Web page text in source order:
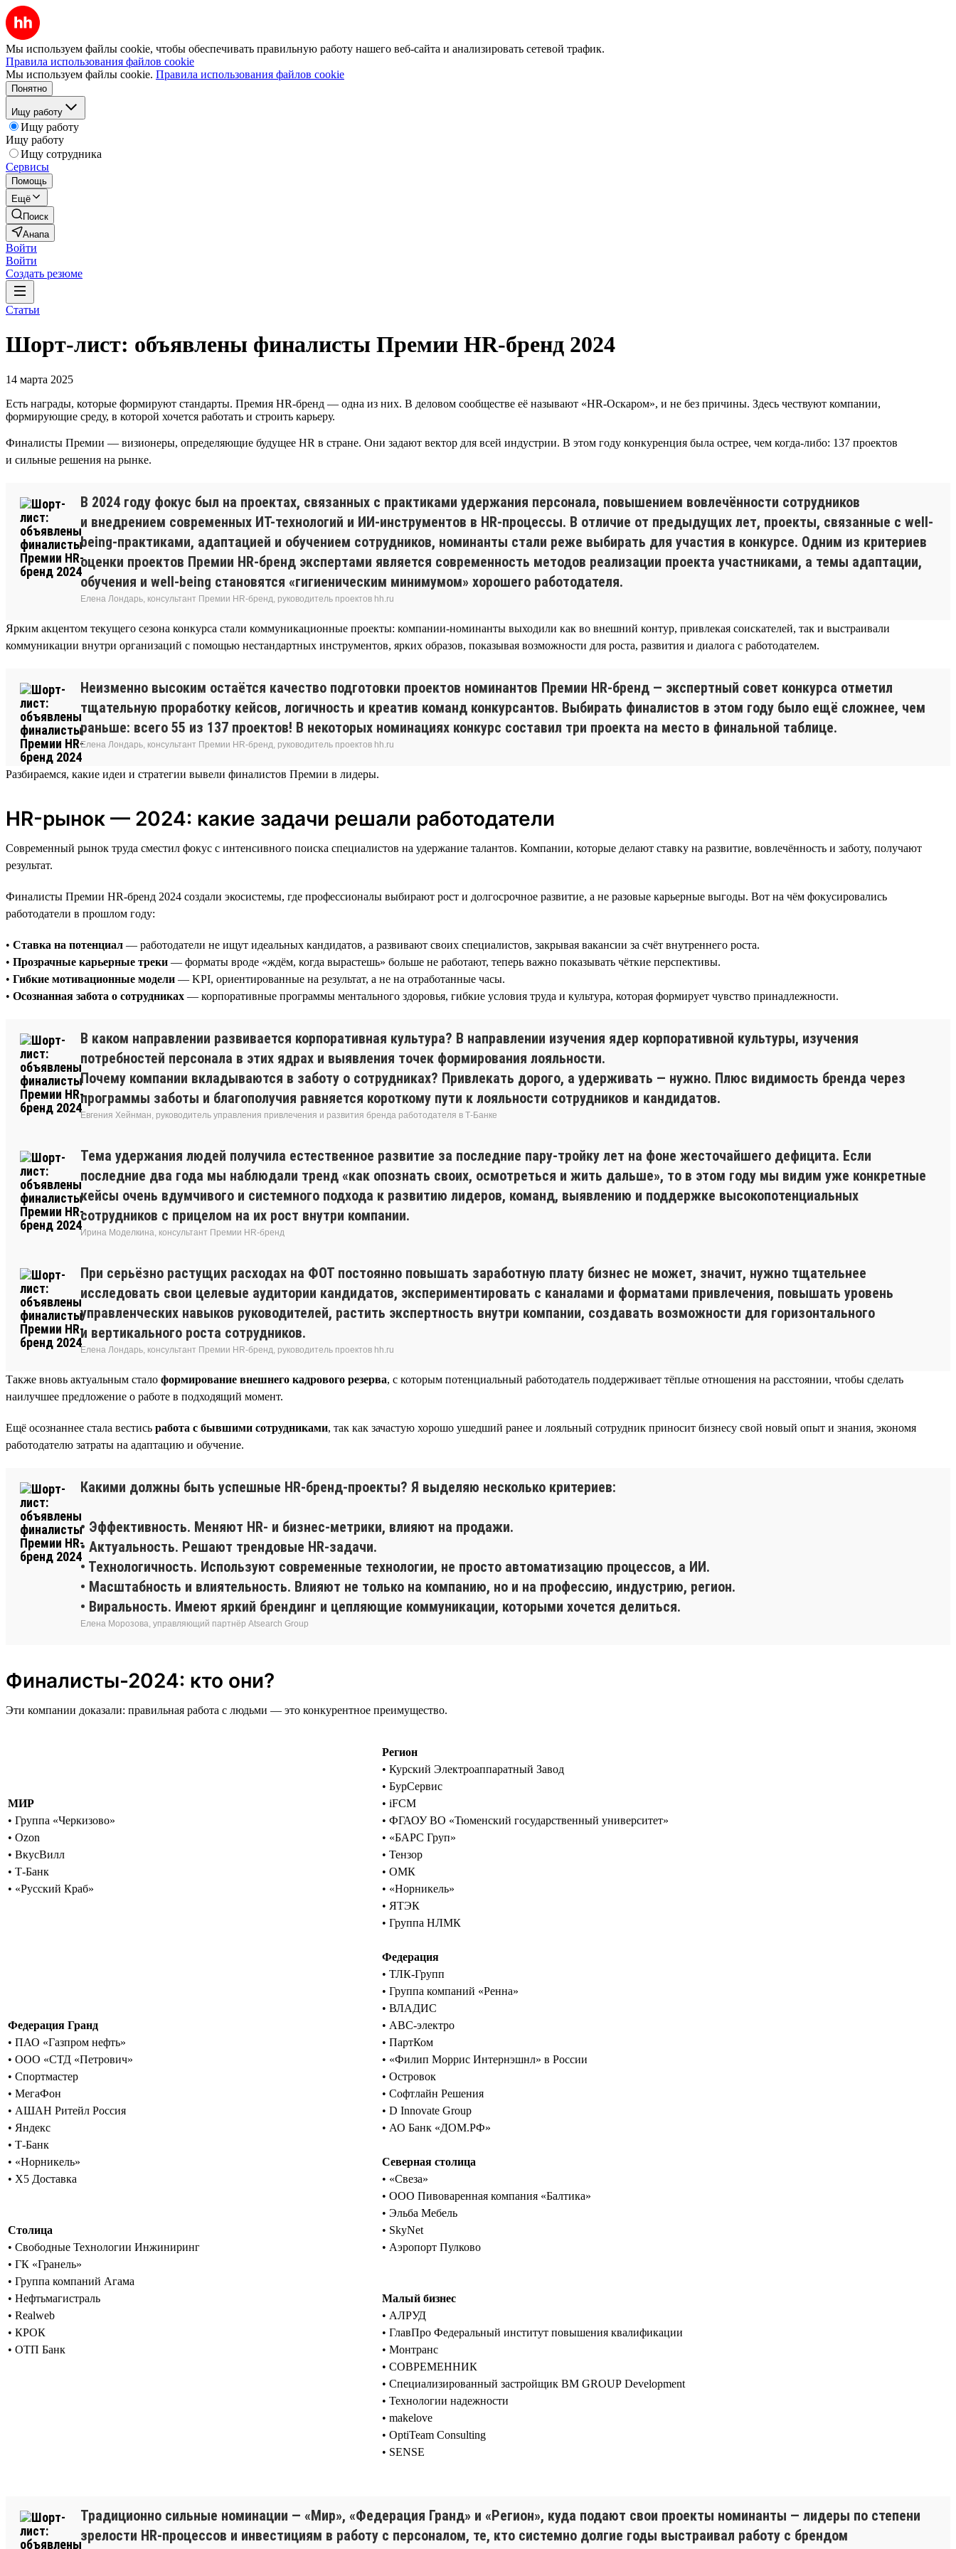
Мы используем файлы cookie, чтобы обеспечивать правильную работу нашего веб-сайта и анализировать сетевой трафик.
Правила использования файлов cookie
Мы используем файлы cookie. Правила использования файлов cookie
Понятно
Ищу работу
Ищу работу
Ищу работу
Ищу сотрудника
Сервисы
Помощь
Ещё
Поиск
Анапа
Войти
Войти
Создать резюме
Статьи
Шорт-лист: объявлены финалисты Премии HR-бренд 2024
14 марта 2025
Есть награды, которые формируют стандарты. Премия HR-бренд — одна из них. В деловом сообществе её называют «HR-Оскаром», и не без причины. Здесь чествуют компании,
формирующие среду, в которой хочется работать и строить карьеру.
Финалисты Премии — визионеры, определяющие будущее HR в стране. Они задают вектор для всей индустрии. В этом году конкуренция была острее, чем когда-либо: 137 проектов
и сильные решения на рынке.
В 2024 году фокус был на проектах, связанных с практиками удержания персонала, повышением вовлечённости сотрудников
и внедрением современных ИТ-технологий и ИИ-инструментов в HR-процессы. В отличие от предыдущих лет, проекты, связанные с well-
being-практиками, адаптацией и обучением сотрудников, номинанты стали реже выбирать для участия в конкурсе. Одним из критериев
оценки проектов Премии HR-бренд экспертами является современность методов реализации проекта участниками, а темы адаптации,
обучения и well-being становятся «гигиеническим минимумом» хорошего работодателя.
Елена Лондарь, консультант Премии HR-бренд, руководитель проектов hh.ru
Ярким акцентом текущего сезона конкурса стали коммуникационные проекты: компании-номинанты выходили как во внешний контур, привлекая соискателей, так и выстраивали
коммуникации внутри организаций с помощью нестандартных инструментов, ярких образов, показывая возможности для роста, развития и диалога с работодателем.
Неизменно высоким остаётся качество подготовки проектов номинантов Премии HR-бренд — экспертный совет конкурса отметил
тщательную проработку кейсов, логичность и креатив команд конкурсантов. Выбирать финалистов в этом году было ещё сложнее, чем
раньше: всего 55 из 137 проектов! В некоторых номинациях конкурс составил три проекта на место в финальной таблице.
Елена Лондарь, консультант Премии HR-бренд, руководитель проектов hh.ru
Разбираемся, какие идеи и стратегии вывели финалистов Премии в лидеры.
HR-рынок — 2024: какие задачи решали работодатели
Современный рынок труда сместил фокус с интенсивного поиска специалистов на удержание талантов. Компании, которые делают ставку на развитие, вовлечённость и заботу, получают
результат.
Финалисты Премии HR-бренд 2024 создали экосистемы, где профессионалы выбирают рост и долгосрочное развитие, а не разовые карьерные выгоды. Вот на чём фокусировались
работодатели в прошлом году:
• Ставка на потенциал — работодатели не ищут идеальных кандидатов, а развивают своих специалистов, закрывая вакансии за счёт внутреннего роста.
• Прозрачные карьерные треки — форматы вроде «ждём, когда вырастешь» больше не работают, теперь важно показывать чёткие перспективы.
• Гибкие мотивационные модели — KPI, ориентированные на результат, а не на отработанные часы.
• Осознанная забота о сотрудниках — корпоративные программы ментального здоровья, гибкие условия труда и культура, которая формирует чувство принадлежности.
В каком направлении развивается корпоративная культура? В направлении изучения ядер корпоративной культуры, изучения
потребностей персонала в этих ядрах и выявления точек формирования лояльности.
Почему компании вкладываются в заботу о сотрудниках? Привлекать дорого, а удерживать — нужно. Плюс видимость бренда через
программы заботы и благополучия равняется короткому пути к лояльности сотрудников и кандидатов.
Евгения Хейнман, руководитель управления привлечения и развития бренда работодателя в Т-Банке
Тема удержания людей получила естественное развитие за последние пару-тройку лет на фоне жесточайшего дефицита. Если
последние два года мы наблюдали тренд «как опознать своих, осмотреться и жить дальше», то в этом году мы видим уже конкретные
кейсы очень вдумчивого и системного подхода к развитию лидеров, команд, выявлению и поддержке высокопотенциальных
сотрудников с прицелом на их рост внутри компании.
Ирина Моделкина, консультант Премии HR-бренд
При серьёзно растущих расходах на ФОТ постоянно повышать заработную плату бизнес не может, значит, нужно тщательнее
исследовать свои целевые аудитории кандидатов, экспериментировать с каналами и форматами привлечения, повышать уровень
управленческих навыков руководителей, растить экспертность внутри компании, создавать возможности для горизонтального
и вертикального роста сотрудников.
Елена Лондарь, консультант Премии HR-бренд, руководитель проектов hh.ru
Также вновь актуальным стало формирование внешнего кадрового резерва, с которым потенциальный работодатель поддерживает тёплые отношения на расстоянии, чтобы сделать
наилучшее предложение о работе в подходящий момент.
Ещё осознаннее стала вестись работа с бывшими сотрудниками, так как зачастую хорошо ушедший ранее и лояльный сотрудник приносит бизнесу свой новый опыт и знания, экономя
работодателю затраты на адаптацию и обучение.
Какими должны быть успешные HR-бренд-проекты? Я выделяю несколько критериев:
• Эффективность. Меняют HR- и бизнес-метрики, влияют на продажи.
• Актуальность. Решают трендовые HR-задачи.
• Технологичность. Используют современные технологии, не просто автоматизацию процессов, а ИИ.
• Масштабность и влиятельность. Влияют не только на компанию, но и на профессию, индустрию, регион.
• Виральность. Имеют яркий брендинг и цепляющие коммуникации, которыми хочется делиться.
Елена Морозова, управляющий партнёр Atsearch Group
Финалисты-2024: кто они?
Эти компании доказали: правильная работа с людьми — это конкурентное преимущество.
МИР
• Группа «Черкизово»
• Ozon
• ВкусВилл
• Т-Банк
• «Русский Краб»
Федерация Гранд
• ПАО «Газпром нефть»
• ООО «СТД «Петрович»
• Спортмастер
• МегаФон
• АШАН Ритейл Россия
• Яндекс
• Т-Банк
• «Норникель»
• Х5 Доставка
Столица
• Свободные Технологии Инжиниринг
• ГК «Гранель»
• Группа компаний Агама
• Нефтьмагистраль
• Realweb
• КРОК
• ОТП Банк
Регион
• Курский Электроаппаратный Завод
• БурСервис
• iFCM
• ФГАОУ ВО «Тюменский государственный университет»
• «БАРС Груп»
• Тензор
• ОМК
• «Норникель»
• ЯТЭК
• Группа НЛМК
Федерация
• ТЛК-Групп
• Группа компаний «Ренна»
• ВЛАДИС
• АВС-электро
• ПартКом
• «Филип Моррис Интернэшнл» в России
• Островок
• Софтлайн Решения
• D Innovate Group
• АО Банк «ДОМ.РФ»
Северная столица
• «Свеза»
• ООО Пивоваренная компания «Балтика»
• Эльба Мебель
• SkyNet
• Аэропорт Пулково
Малый бизнес
• АЛРУД
• ГлавПро Федеральный институт повышения квалификации
• Монтранс
• СОВРЕМЕННИК
• Специализированный застройщик BM GROUP Development
• Технологии надежности
• makelove
• OptiTeam Consulting
• SENSE
Традиционно сильные номинации — «Мир», «Федерация Гранд» и «Регион», куда подают свои проекты номинанты — лидеры по степени
зрелости HR-процессов и инвестициям в работу с персоналом, те, кто системно долгие годы выстраивал работу с брендом